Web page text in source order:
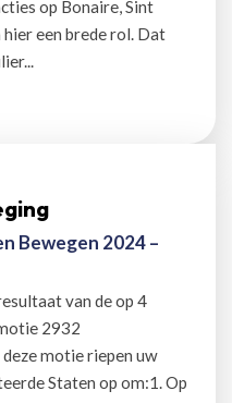
op Bonaire, Sint
hier een brede rol. Dat
Bewegen 2024 –
van de op 4
2932
motie riepen uw
Staten op om:1. Op